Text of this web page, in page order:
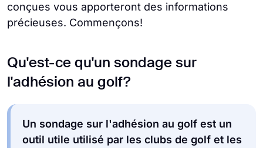
conçues vous apporteront des informations
précieuses. Commençons!
Qu'est-ce qu'un sondage sur
l'adhésion au golf?
Un sondage sur l'adhésion au golf est un
outil utile utilisé par les clubs de golf et les